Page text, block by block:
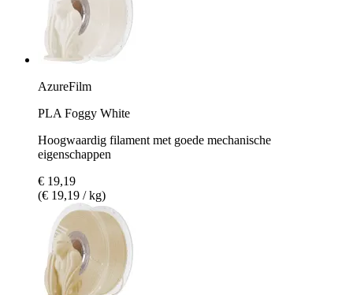
AzureFilm
PLA Foggy White
Hoogwaardig filament met goede mechanische
eigenschappen
€ 19,19
(€ 19,19 / kg)